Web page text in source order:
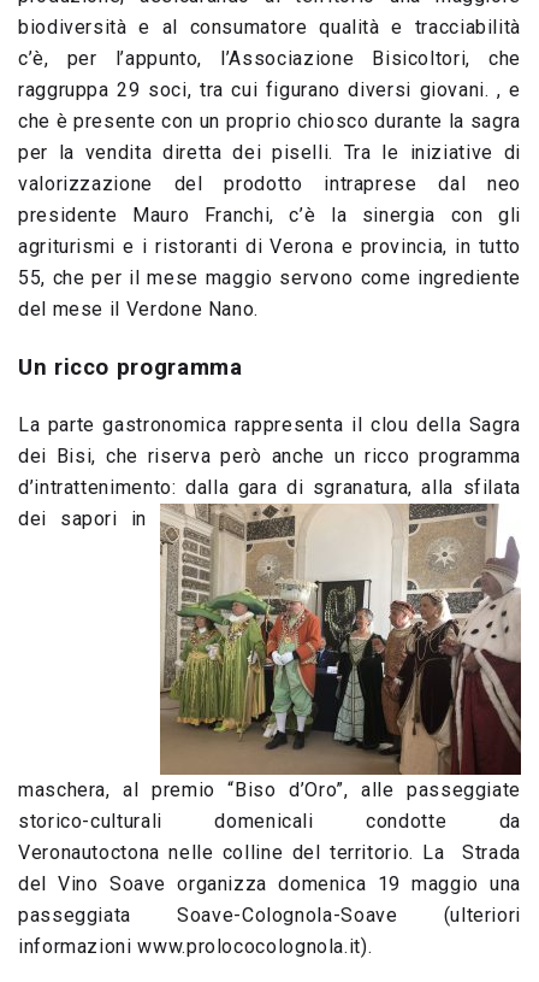
biodiversità e al consumatore qualità e tracciabilità
c’è, per l’appunto, l’Associazione Bisicoltori, che
raggruppa 29 soci, tra cui figurano diversi giovani. , e
che è presente con un proprio chiosco durante la sagra
per la vendita diretta dei piselli. Tra le iniziative di
valorizzazione del prodotto intraprese dal neo
presidente Mauro Franchi, c’è la sinergia con gli
agriturismi e i ristoranti di Verona e provincia, in tutto
55, che per il mese maggio servono come ingrediente
del mese il Verdone Nano.
Un ricco programma
La parte gastronomica rappresenta il clou della Sagra
dei Bisi, che riserva però anche un ricco programma
d’intrattenimento: dalla gara di sgranatura, alla sfilata
dei sapori in
maschera, al premio “Biso d’Oro”, alle passeggiate
storico-culturali domenicali condotte da
Veronautoctona nelle colline del territorio. La Strada
del Vino Soave organizza domenica 19 maggio una
passeggiata Soave-Colognola-Soave (ulteriori
informazioni www.prolococolognola.it).